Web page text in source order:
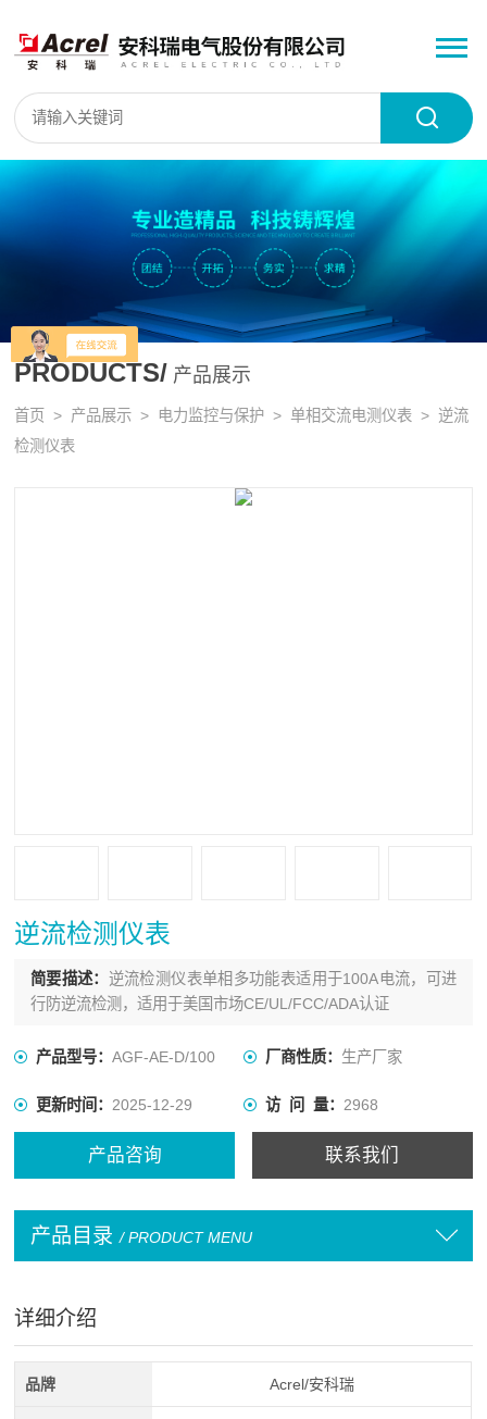
PRODUCTS/ 产品展示
首页 > 产品展示 > 电力监控与保护 >单相交流电测仪表 > 逆流
检测仪表
逆流检测仪表
简要描述： 逆流检测仪表单相多功能表适用于100A电流，可进
行防逆流检测，适用于美国市场CE/UL/FCC/ADA认证
产品型号：AGF-AE-D/100 厂商性质： 生产厂家
更新时间：2025-12-29 访 问 量： 2968
产品咨询 联系我们
产品目录 / PRODUCT MENU
详细介绍
品牌 Acrel/安科瑞